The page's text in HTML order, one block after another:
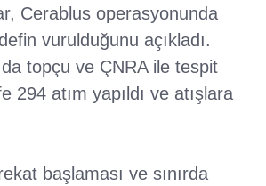
Cerablus operasyonunda
vurulduğunu açıkladı.
topçu ve ÇNRA ile tespit
294 atım yapıldı ve atışlara
başlaması ve sınırda